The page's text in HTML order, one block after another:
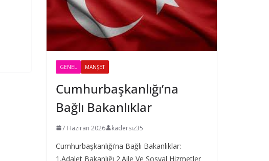
GENEL MANŞET
Cumhurbaşkanlığı’na
Bağlı Bakanlıklar
7 Haziran 2026 kadersiz35
Cumhurbaşkanlığı’na Bağlı Bakanlıklar:
1.Adalet Bakanlığı 2.Aile Ve Sosyal Hizmetler